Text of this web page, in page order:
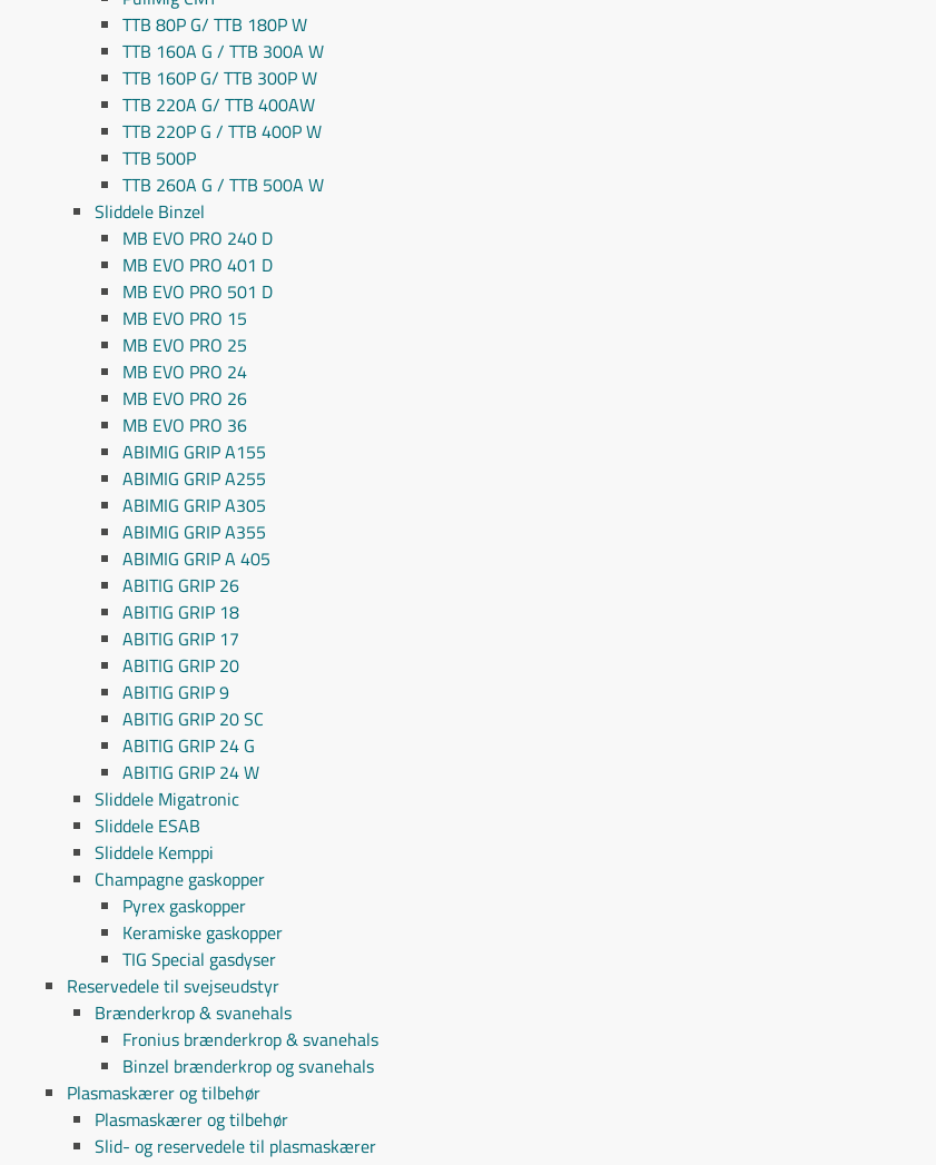
TTB 80P G/ TTB 180P W
TTB 160A G / TTB 300A W
TTB 160P G/ TTB 300P W
TTB 220A G/ TTB 400AW
TTB 220P G / TTB 400P W
TTB 500P
TTB 260A G / TTB 500A W
Sliddele Binzel
MB EVO PRO 240 D
MB EVO PRO 401 D
MB EVO PRO 501 D
MB EVO PRO 15
MB EVO PRO 25
MB EVO PRO 24
MB EVO PRO 26
MB EVO PRO 36
ABIMIG GRIP A155
ABIMIG GRIP A255
ABIMIG GRIP A305
ABIMIG GRIP A355
ABIMIG GRIP A 405
ABITIG GRIP 26
ABITIG GRIP 18
ABITIG GRIP 17
ABITIG GRIP 20
ABITIG GRIP 9
ABITIG GRIP 20 SC
ABITIG GRIP 24 G
ABITIG GRIP 24 W
Sliddele Migatronic
Sliddele ESAB
Sliddele Kemppi
Champagne gaskopper
Pyrex gaskopper
Keramiske gaskopper
TIG Special gasdyser
Reservedele til svejseudstyr
Brænderkrop & svanehals
Fronius brænderkrop & svanehals
Binzel brænderkrop og svanehals
Plasmaskærer og tilbehør
Plasmaskærer og tilbehør
Slid- og reservedele til plasmaskærer